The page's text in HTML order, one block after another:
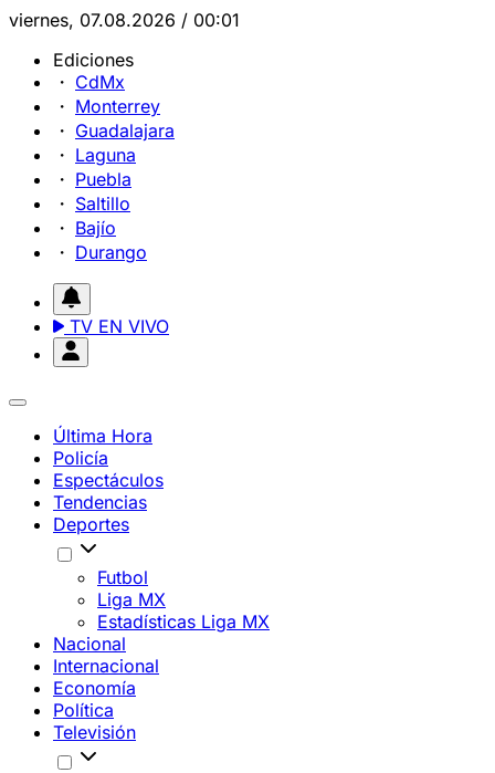
viernes, 07.08.2026 / 00:01
Ediciones
CdMx
Monterrey
Guadalajara
Laguna
Puebla
Saltillo
Bajío
Durango
TV EN VIVO
Última Hora
Policía
Espectáculos
Tendencias
Deportes
Futbol
Liga MX
Estadísticas Liga MX
Nacional
Internacional
Economía
Política
Televisión